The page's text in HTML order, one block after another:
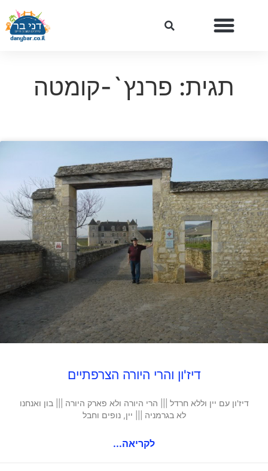
תגית: פרנץ`-קומטה
דיז'ון והרי היורה הצרפתיים
דיז'ון עם יין וללא חרדל ||| הרי היורה ולא פארק היורה ||| בון ואנחנו
לא בגרמניה ||| יין, נופים וחבל
לקריאה...